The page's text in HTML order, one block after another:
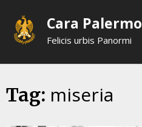
content
Cara Palermo
Felicis urbis Panormi
Tag: miseria